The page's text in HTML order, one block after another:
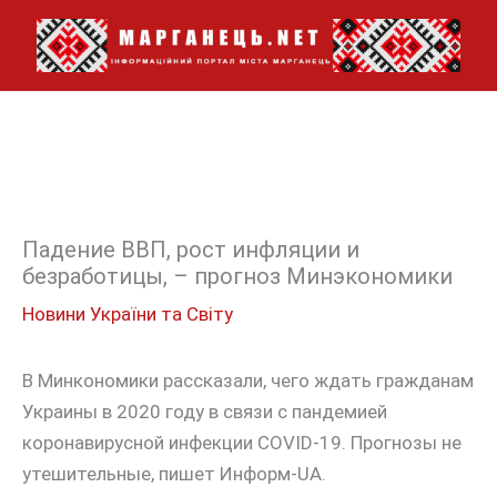
Перейти
вмісту
Падение ВВП, рост инфляции и
безработицы, – прогноз Минэкономики
Новини України та Світу
В Минкономики рассказали, чего ждать гражданам
Украины в 2020 году в связи с пандемией
коронавирусной инфекции COVID-19. Прогнозы не
утешительные, пишет Информ-UA.